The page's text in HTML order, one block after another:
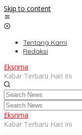
Skip to content
Tentang Kami
Redaksi
Eksrima
Kabar Terbaru Hari Ini
Eksrima
Kabar Terbaru Hari Ini